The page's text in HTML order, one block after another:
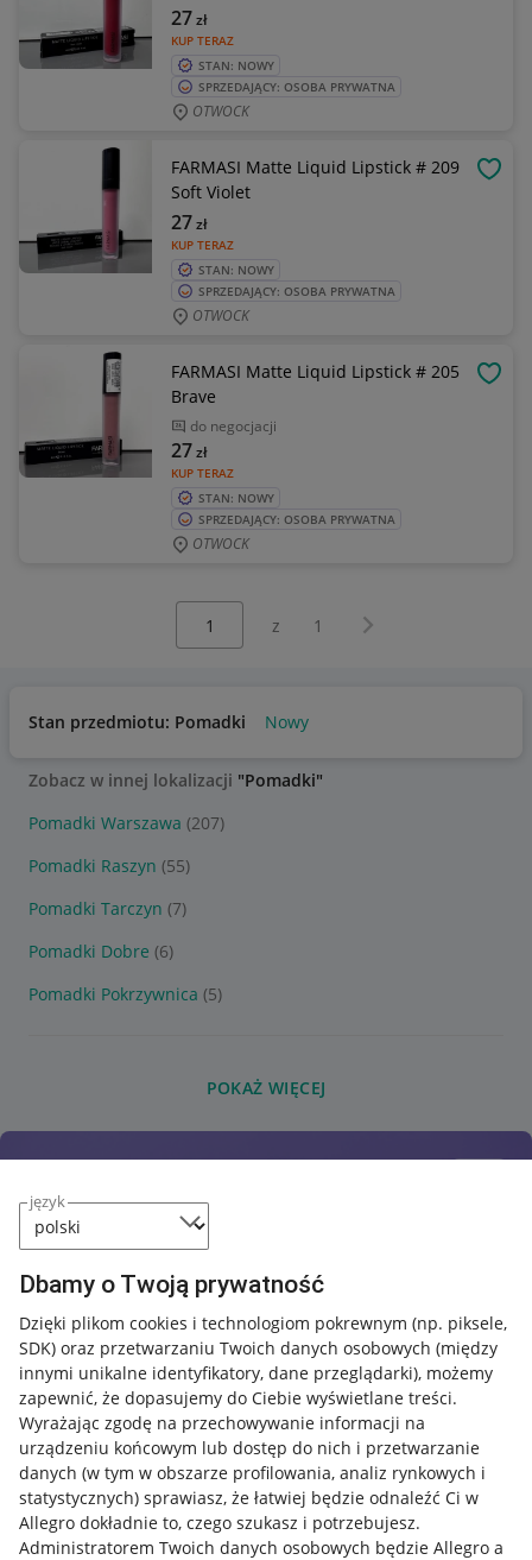
język
Dbamy o Twoją prywatność
Dzięki plikom cookies i technologiom pokrewnym (np. piksele,
SDK) oraz przetwarzaniu Twoich danych osobowych (między
innymi unikalne identyfikatory, dane przeglądarki), możemy
zapewnić, że dopasujemy do Ciebie wyświetlane treści.
Wyrażając zgodę na przechowywanie informacji na
urządzeniu końcowym lub dostęp do nich i przetwarzanie
danych (w tym w obszarze profilowania, analiz rynkowych i
statystycznych) sprawiasz, że łatwiej będzie odnaleźć Ci w
Allegro dokładnie to, czego szukasz i potrzebujesz.
Administratorem Twoich danych osobowych będzie Allegro a
KUP TERAZ
27zł
STAN: NOWY
SPRZEDAJĄCY: OSOBA PRYWATNA
OTWOCK
FARMASI Matte Liquid Lipstick # 209
Soft Violet
KUP TERAZ
27zł
STAN: NOWY
SPRZEDAJĄCY: OSOBA PRYWATNA
OTWOCK
FARMASI Matte Liquid Lipstick # 205
Brave
do negocjacji
KUP TERAZ
27zł
STAN: NOWY
SPRZEDAJĄCY: OSOBA PRYWATNA
OTWOCK
z 1 Następna strona
Stan przedmiotu: Pomadki Nowy
Zobacz w innej lokalizacji "Pomadki"
Pomadki Warszawa (207)
Pomadki Raszyn (55)
Pomadki Tarczyn (7)
Pomadki Dobre (6)
Pomadki Pokrzywnica (5)
POKAŻ WIĘCEJ